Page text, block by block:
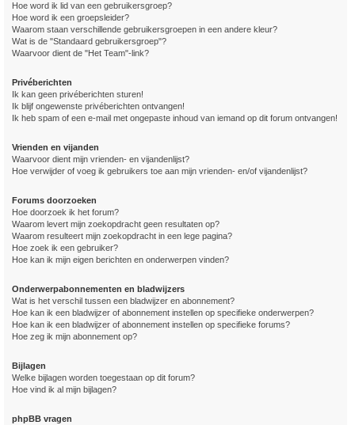
Hoe word ik lid van een gebruikersgroep?
Hoe word ik een groepsleider?
Waarom staan verschillende gebruikersgroepen in een andere kleur?
Wat is de "Standaard gebruikersgroep"?
Waarvoor dient de "Het Team"-link?
Privéberichten
Ik kan geen privéberichten sturen!
Ik blijf ongewenste privéberichten ontvangen!
Ik heb spam of een e-mail met ongepaste inhoud van iemand op dit forum ontvangen!
Vrienden en vijanden
Waarvoor dient mijn vrienden- en vijandenlijst?
Hoe verwijder of voeg ik gebruikers toe aan mijn vrienden- en/of vijandenlijst?
Forums doorzoeken
Hoe doorzoek ik het forum?
Waarom levert mijn zoekopdracht geen resultaten op?
Waarom resulteert mijn zoekopdracht in een lege pagina?
Hoe zoek ik een gebruiker?
Hoe kan ik mijn eigen berichten en onderwerpen vinden?
Onderwerpabonnementen en bladwijzers
Wat is het verschil tussen een bladwijzer en abonnement?
Hoe kan ik een bladwijzer of abonnement instellen op specifieke onderwerpen?
Hoe kan ik een bladwijzer of abonnement instellen op specifieke forums?
Hoe zeg ik mijn abonnement op?
Bijlagen
Welke bijlagen worden toegestaan op dit forum?
Hoe vind ik al mijn bijlagen?
phpBB vragen